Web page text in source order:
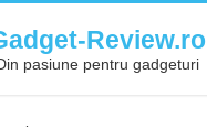
Review.ro
pasiune pentru gadgeturi